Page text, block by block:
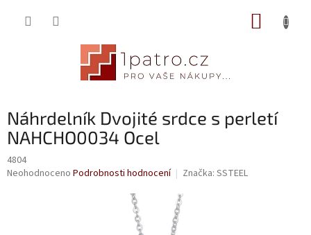
Náhrdelník Dvojité srdce s perletí
NAHCHO0034 Ocel
4804
Průměrné
Neohodnoceno Podrobnosti hodnocení Značka: SSTEEL